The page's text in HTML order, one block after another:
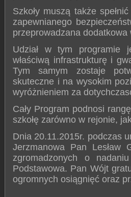
Szkoły muszą także
zapewnianego
przeprowadzana dodatkowa
Udział w tym programie
właściwą infrastrukturę i
Tym samym zostaje
skuteczne i na wysokim
wyróżnieniem za
Cały Program podnosi
szkołę zarówno w rejonie,
Dnia 20.11.2015r. podczas
Jerzmanowa Pan Lesław
zgromadzonych o
Podstawowa. Pan Wójt
ogromnych osiągnięć oraz